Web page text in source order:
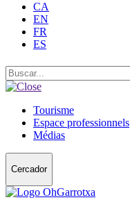
CA
EN
FR
ES
Tourisme
Espace professionnels
Médias
Cercador